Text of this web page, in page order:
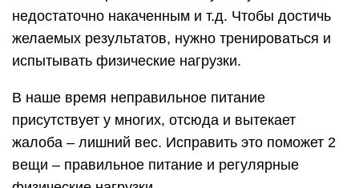
отжимаясь от пола, можно получить эффект.
Отжимания: польза, вред и
противопоказания
Как и любое другое упражнение, отжимания
имеют ряд преимуществ и недостатков, а также
противопоказаний для выполнения. Это